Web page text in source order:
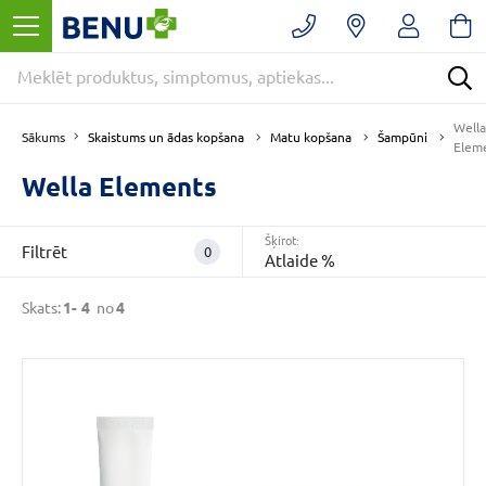
Sākums Skaistums un ādas kopšana Matu kopšana Šampūni
Wella
FiltrētNoņemt
filtrus
Kategorijas
E
-
APTIEKA
(4)
Matu
kopšana
kopšana
Wella Elements
Skats:1- 4 no4
Filtrēt 0
Šķirot:
Atlaide %